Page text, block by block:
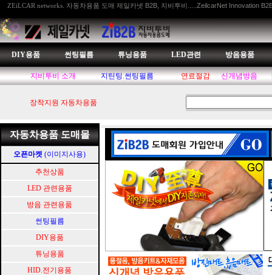
ZEiLCAR networks. 자동차용품 도매 제일카넷 B2B, 지비투비.....ZeilcarNet Innovation
DIY용품 썬팅필름 튜닝용품 LED관련 방음용품
지비투비 소개 지틴팅.썬팅필름 연료절감 신개념방음
장착지원 자동차용품
자동차용품 도매몰
오픈마켓 (이미지사용)
추천상품
LED 관련용품
방음 관련용품
썬팅필름
DIY용품
튜닝용품
HID.전기용품